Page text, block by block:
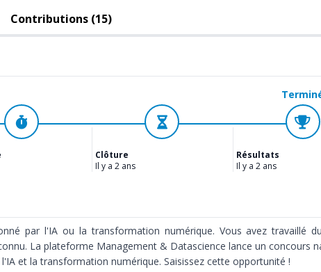
Contributions (15)
Clôture
Il y a 2 ans
Résultats
Il y a 2 ans
par l'IA ou la transformation numérique. Vous avez travaillé
La plateforme Management & Datascience lance un concours
et la transformation numérique. Saisissez cette opportunité !